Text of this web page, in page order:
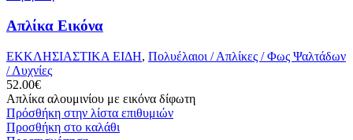
Απλίκα Εικόνα
ΕΚΚΛΗΣΙΑΣΤΙΚΑ ΕΙΔΗ, Πολυέλαιοι / Απλίκες / Φως Ψαλτάδων
/ Λυχνίες
52.00€
Απλίκα αλουμινίου με εικόνα δίφωτη
Πρόσθήκη στην λίστα επιθυμιών
Προσθήκη στο καλάθι